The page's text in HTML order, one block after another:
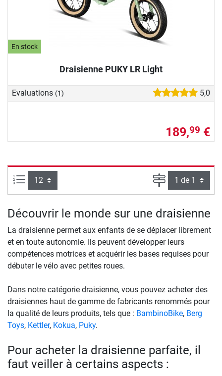
En stock
Draisienne PUKY LR Light
Evaluations (1) 5,0
189,99 €
Articles par page : Page
Découvrir le monde sur une draisienne
La draisienne permet aux enfants de se déplacer librement
et en toute autonomie. Ils peuvent développer leurs
compétences motrices et acquérir les bases requises pour
débuter le vélo avec petites roues.
Dans notre catégorie draisienne, vous pouvez acheter des
draisiennes haut de gamme de fabricants renommés pour
la qualité de leurs produits, tels que : BambinoBike, Berg
Toys, Kettler, Kokua, Puky.
Pour acheter la draisienne parfaite, il
faut veiller à certains aspects :